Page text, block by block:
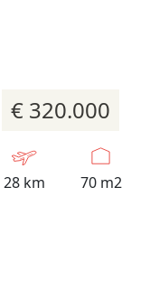
€ 320.000
28 km 70 m2